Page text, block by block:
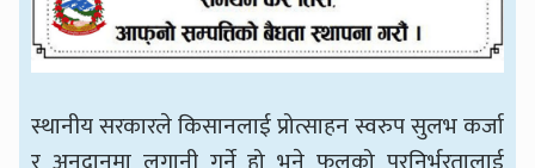
स्थानीय सरकारले किसानलाई प्रोत्साहन स्वरुप सुलभ कर्जा